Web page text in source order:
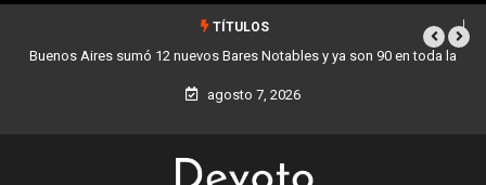
TÍTULOS
Aires sumó 12 nuevos Bares Notables y ya son 90 en toda la
Ciudad
Los
agosto 7, 2026